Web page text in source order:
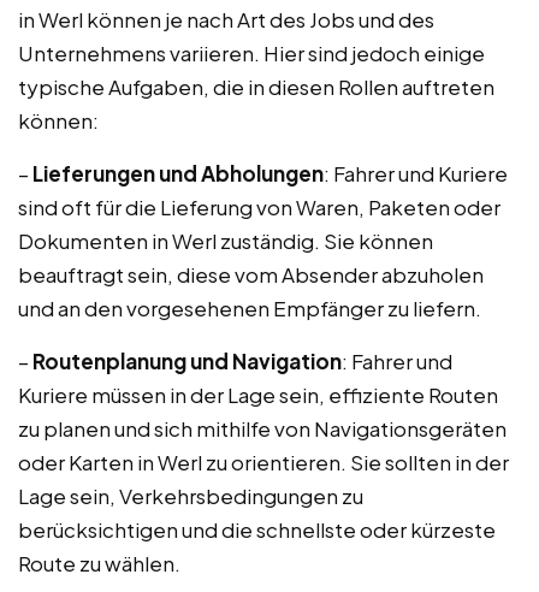
in Werl können je nach Art des Jobs und des
Unternehmens variieren. Hier sind jedoch einige
typische Aufgaben, die in diesen Rollen auftreten
können:
– Lieferungen und Abholungen: Fahrer und Kuriere
sind oft für die Lieferung von Waren, Paketen oder
Dokumenten in Werl zuständig. Sie können
beauftragt sein, diese vom Absender abzuholen
und an den vorgesehenen Empfänger zu liefern.
– Routenplanung und Navigation: Fahrer und
Kuriere müssen in der Lage sein, effiziente Routen
zu planen und sich mithilfe von Navigationsgeräten
oder Karten in Werl zu orientieren. Sie sollten in der
Lage sein, Verkehrsbedingungen zu
berücksichtigen und die schnellste oder kürzeste
Route zu wählen.